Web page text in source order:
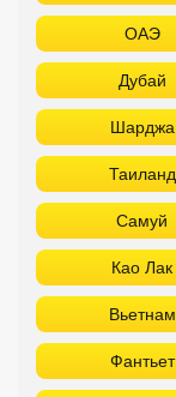
ОАЭ
Дубай
Шарджа
Таиланд
Самуй
Као Лак
Вьетнам
Фантьет